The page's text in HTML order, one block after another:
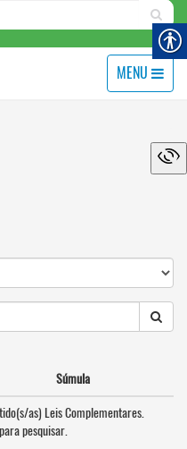
MENU
Súmula
as) Leis Complementares.
pesquisar.